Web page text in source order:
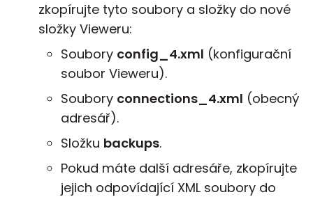
zkopírujte tyto soubory a složky do nové
složky Vieweru:
Soubory config_4.xml (konfigurační
soubor Vieweru).
Soubory connections_4.xml (obecný
adresář).
Složku backups.
Pokud máte další adresáře, zkopírujte
jejich odpovídající XML soubory do